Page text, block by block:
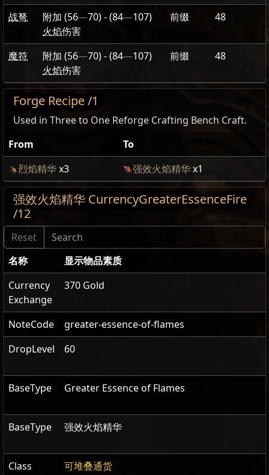
战弩 附加 (56—70)-(84—107)
火焰伤害
前缀 48
魔符 附加 (56—70)-(84—107)
火焰伤害
前缀 48
Forge Recipe /1
Used in Three to One Reforge Crafting Bench Craft.
From
To
烈焰精华x3 强效火焰精华x1
强效火焰精华 CurrencyGreaterEssenceFire
/12
名称
显示物品素质
Currency
Exchange
370 Gold
NoteCode
greater-essence-of-flames
DropLevel
60
BaseType Greater Essence of Flames
BaseType 强效火焰精华
Class
可堆叠通货